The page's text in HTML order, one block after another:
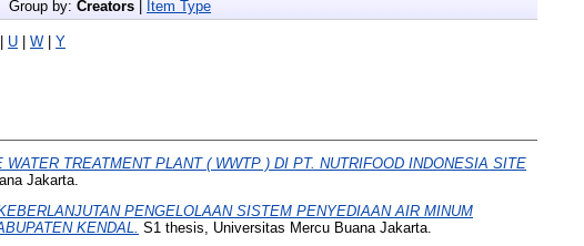
Group by: Creators Item Type
U W Y
WATER TREATMENT PLANT ( WWTP ) DI PT. NUTRIFOOD INDONESIA SITE
Jakarta.
PENGELOLAAN SISTEM PENYEDIAAN AIR MINUM
KENDAL.
S1 thesis, Universitas Mercu Buana Jakarta.